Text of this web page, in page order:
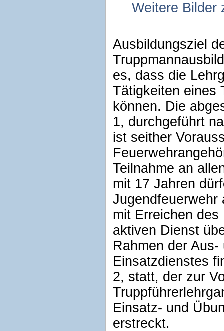
Weitere Bilder
Ausbildungsziel
es, dass die
Tätigkeiten eines
können. Die
1, durchgeführt
ist seither
Teilnahme an
mit 17 Jahren
Jugendfeuerwehr
mit Erreichen
aktiven Dienst
Rahmen der
Einsatzdienstes
2, statt, der zur
Einsatz- und
erstreckt.